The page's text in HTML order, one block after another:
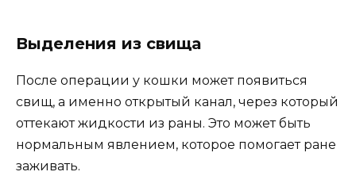
Выделения из свища
После операции у кошки может появиться
свищ, а именно открытый канал, через который
оттекают жидкости из раны. Это может быть
нормальным явлением, которое помогает ране
заживать.